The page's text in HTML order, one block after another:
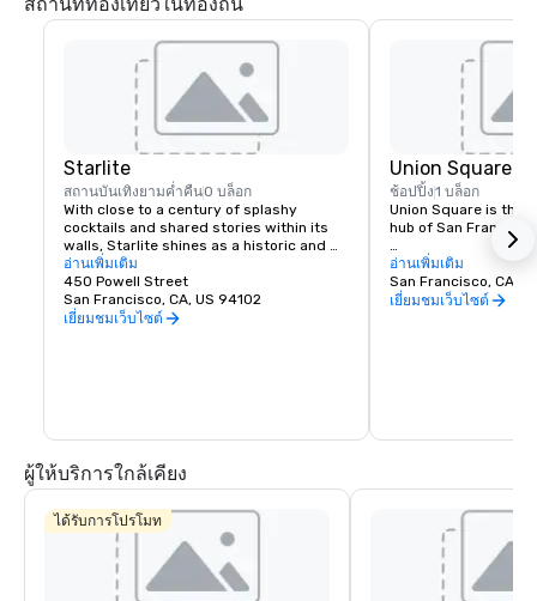
สถานที่ท่องเที่ยวในท้องถิ่น
Starlite
สถานบันเทิงยามค่ำคืน0 บล็อก
With close to a century of splashy
cocktails and shared stories within its
walls, Starlite shines as a historic and
revered San Francisco establishment.
Located on the top floor of Beacon
Grand.
อ่านเพิ่มเติม
450 Powell Street
San Francisco, CA, US 94102
เยี่ยมชมเว็บไซต์
Union Square
ช้อปปิ้ง1 บล็อก
Union Square is the
hub of San
It boasts the city’s
luxury, department
shopping, making it
อ่านเพิ่มเติม
San Francisco, CA,
เยี่ยมชมเว็บไซต์
ผู้ให้บริการใกล้เคียง
ได้รับการโปรโมท